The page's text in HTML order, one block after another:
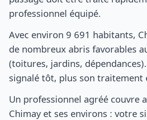
professionnel équipé.
Avec environ 9 691 habitants,
de nombreux abris favorables
(toitures, jardins,
signalé tôt, plus son traitement
Un professionnel agréé couvre
Chimay et ses environs : votre